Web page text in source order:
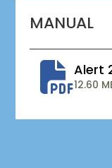
MANUAL
Alert
12.60